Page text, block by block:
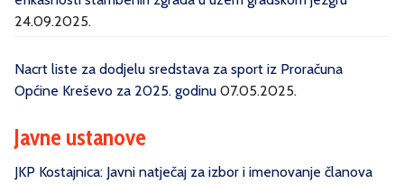
24.09.2025.
Nacrt liste za dodjelu sredstava za sport iz Proračuna
Općine Kreševo za 2025. godinu 07.05.2025.
Javne ustanove
JKP Kostajnica: Javni natječaj za izbor i imenovanje članova